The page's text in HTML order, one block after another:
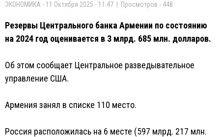
ЭКОНОМИКА - 11 Октября 2025 - 11:47 | Просмотров - 448
Резервы Центрального банка Армении по состоянию
на 2024 год оценивается в 3 млрд. 685 млн. долларов.
Об этом сообщает Центральное разведывательное
управление США.
Армения занял в списке 110 место.
Россия расположилась на 6 месте (597 млрд. 217 млн.